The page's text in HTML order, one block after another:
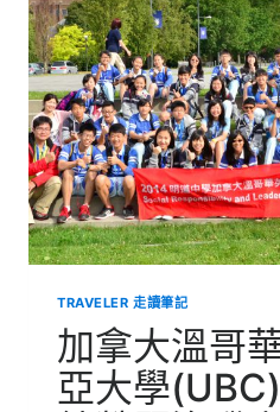
屬
哥
倫
比
亞
大
學
(UBC)
菁
英
領
袖
練
營
暨
洛
磯
TRAVELER 走讀筆記
加拿大溫哥
亞大學